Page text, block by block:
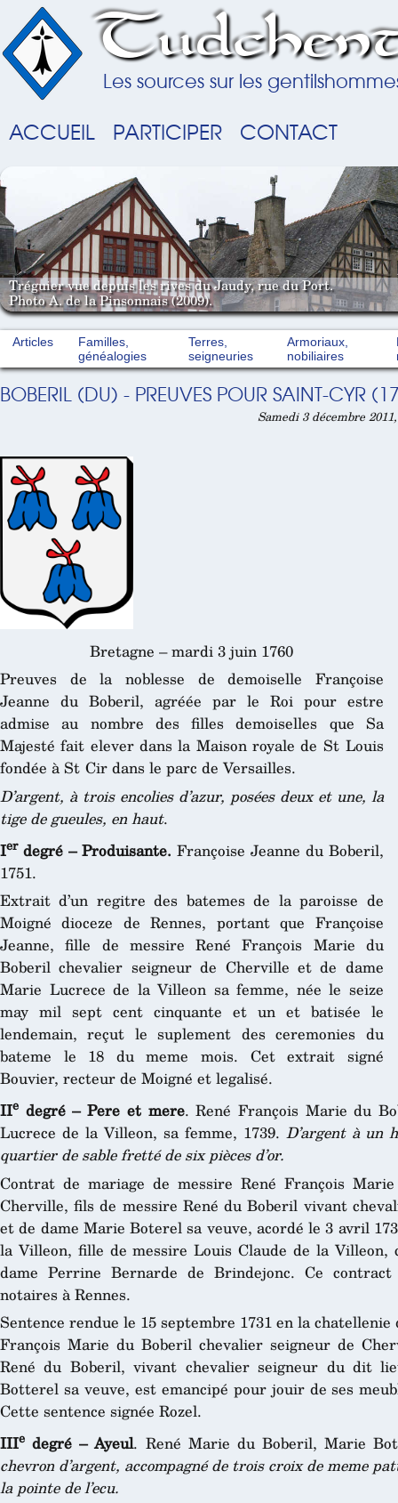
Les sources sur les
ACCUEIL PARTICIPER CONTACT
Tréguier vue depuis les rives du Jaudy, rue du Port.
Photo A. de la Pinsonnais (2009).
Articles
Familles,
généalogies
Terres,
seigneuries
Armoriaux,
nobiliaires
BOBERIL (DU) - PREUVES POUR SAINT-CYR
Samedi 3 décembre
Bretagne – mardi 3 juin 1760
Preuves de la noblesse de demoiselle Françoise
Jeanne du Boberil, agréée par le Roi pour estre
admise au nombre des filles demoiselles que Sa
Majesté fait elever dans la Maison royale de St Louis
fondée à St Cir dans le parc de Versailles.
D’argent, à trois encolies d’azur, posées deux et une, la
tige de gueules, en haut.
Ierdegré – Produisante. Françoise Jeanne du Boberil,
1751.
Extrait d’un regitre des batemes de la paroisse de
Moigné dioceze de Rennes, portant que Françoise
Jeanne, fille de messire René François Marie du
Boberil chevalier seigneur de Cherville et de dame
Marie Lucrece de la Villeon sa femme, née le seize
may mil sept cent cinquante et un et batisée le
lendemain, reçut le suplement des ceremonies du
bateme le 18 du meme mois. Cet extrait signé
Bouvier, recteur de Moigné et legalisé.
IIe degré – Pere et mere. René François Marie du
Lucrece de la Villeon, sa femme, 1739. D’argent à un
quartier de sable fretté de six pièces d’or.
Contrat de mariage de messire René François
Cherville, fils de messire René du Boberil vivant
et de dame Marie Boterel sa veuve, acordé le 3 avril
la Villeon, fille de messire Louis Claude de la
dame Perrine Bernarde de Brindejonc. Ce
notaires à Rennes.
Sentence rendue le 15 septembre 1731 en la
François Marie du Boberil chevalier seigneur de
René du Boberil, vivant chevalier seigneur du dit
Botterel sa veuve, est emancipé pour jouir de ses
Cette sentence signée Rozel.
IIIe degré – Ayeul. René Marie du Boberil, Marie
chevron d’argent, accompagné de trois croix de meme
la pointe de l’ecu.